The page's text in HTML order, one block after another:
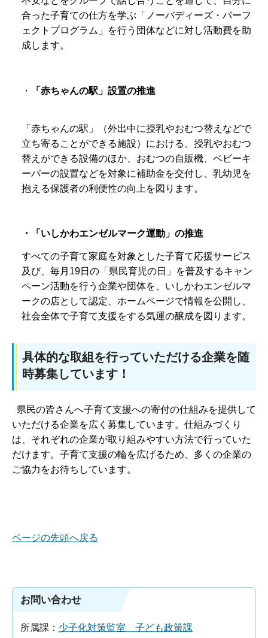
合った子育ての仕方を学ぶ「ノーバディーズ・パーフ
ェクトプログラム」を行う団体などに対し活動費を助
成します。
・ 「赤ちゃんの駅」設置の推進
「赤ちゃんの駅」（外出中に授乳やおむつ替えなどで
立ち寄ることができる施設）における、授乳やおむつ
替えができる設備のほか、おむつの自販機、ベビーキ
ーパーの設置などを対象に補助金を交付し、乳幼児を
抱える保護者の利便性の向上を図ります。
・「いしかわエンゼルマーク運動」の推進
すべての子育て家庭を対象とした子育て応援サービス
及び、毎月19日の「県民育児の日」を普及するキャン
ペーン活動を行う企業や団体を、いしかわエンゼルマ
ークの店として認定、ホームページで情報を公開し、
社会全体で子育て支援をする気運の醸成を図ります。
具体的な取組を行っていただける企業を随
時募集しています！
県民の皆さんへ子育て支援への寄付の仕組みを提供して
いただける企業を広く募集しています。仕組みづくり
は、それぞれの企業が取り組みやすい方法で行っていた
だけます。子育て支援の輪を広げるため、多くの企業の
ご協力をお待ちしています。
ページの先頭へ戻る
お問い合わせ
所属課： 少子化対策監室 子ども政策課